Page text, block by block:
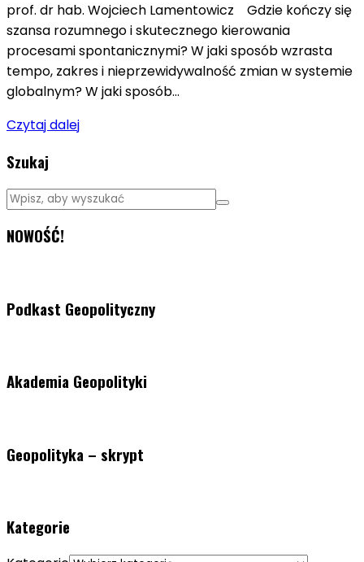
prof. dr hab. Wojciech Lamentowicz Gdzie kończy się
szansa rozumnego i skutecznego kierowania
procesami spontanicznymi? W jaki sposób wzrasta
tempo, zakres i nieprzewidywalność zmian w systemie
globalnym? W jaki sposób…
Czytaj dalej
Szukaj
NOWOŚĆ!
Podkast Geopolityczny
Akademia Geopolityki
Geopolityka – skrypt
Kategorie